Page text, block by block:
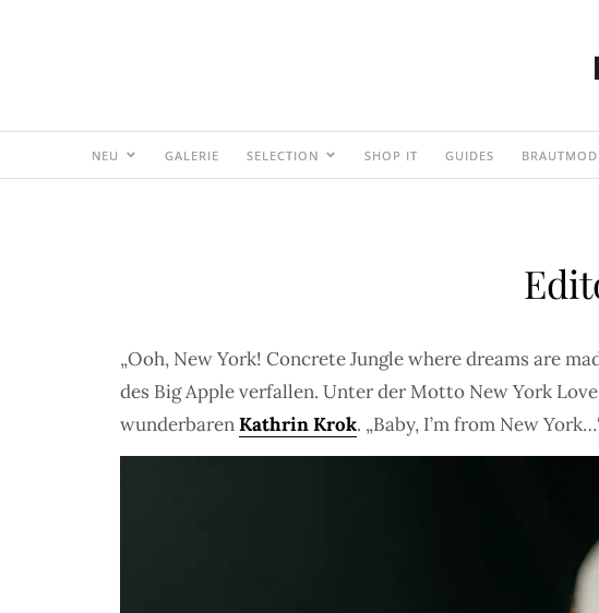
NEU GALERIE SELECTION SHOP IT GUIDES
„Ooh, New York! Concrete Jungle where dreams are
des Big Apple verfallen. Unter der Motto New York
wunderbarenKathrin Krok. „Baby, I’m from New